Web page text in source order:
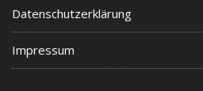
Datenschutzerklärung
Impressum